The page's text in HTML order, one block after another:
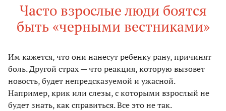
Часто взрослые люди боятся
быть «черными вестниками»
Им кажется, что они нанесут ребенку рану, причинят
боль. Другой страх — что реакция, которую вызовет
новость, будет непредсказуемой и ужасной.
Например, крик или слезы, с которыми взрослый не
будет знать, как справиться. Все это не так.